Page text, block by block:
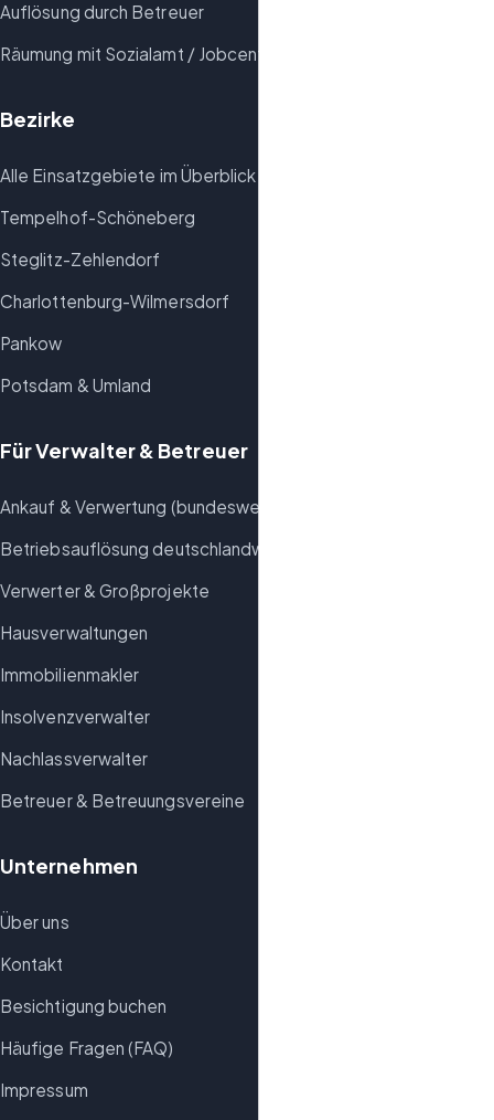
Auflösung durch Betreuer
Räumung mit Sozialamt / Jobcenter
Bezirke
Alle Einsatzgebiete im Überblick
Tempelhof-Schöneberg
Steglitz-Zehlendorf
Charlottenburg-Wilmersdorf
Pankow
Potsdam & Umland
Für Verwalter & Betreuer
Ankauf & Verwertung (bundesweit)
Betriebsauflösung deutschlandweit
Verwerter & Großprojekte
Hausverwaltungen
Immobilienmakler
Insolvenzverwalter
Nachlassverwalter
Betreuer & Betreuungsvereine
Unternehmen
Über uns
Kontakt
Besichtigung buchen
Häufige Fragen (FAQ)
Impressum